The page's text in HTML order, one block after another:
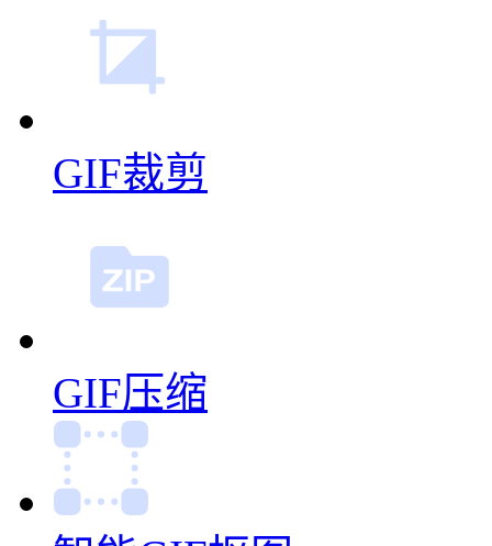
GIF裁剪
GIF压缩